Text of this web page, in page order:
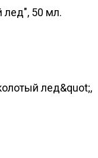
лед", 50 мл.